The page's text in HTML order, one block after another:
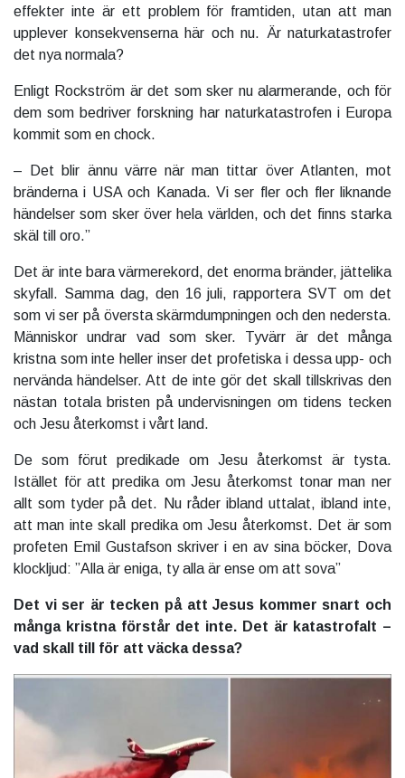
effekter inte är ett problem för framtiden, utan att man
upplever konsekvenserna här och nu. Är naturkatastrofer
det nya normala?
Enligt Rockström är det som sker nu alarmerande, och för
dem som bedriver forskning har naturkatastrofen i Europa
kommit som en chock.
– Det blir ännu värre när man tittar över Atlanten, mot
bränderna i USA och Kanada. Vi ser fler och fler liknande
händelser som sker över hela världen, och det finns starka
skäl till oro.”
Det är inte bara värmerekord, det enorma bränder, jättelika
skyfall. Samma dag, den 16 juli, rapportera SVT om det
som vi ser på översta skärmdumpningen och den nedersta.
Människor undrar vad som sker. Tyvärr är det många
kristna som inte heller inser det profetiska i dessa upp- och
nervända händelser. Att de inte gör det skall tillskrivas den
nästan totala bristen på undervisningen om tidens tecken
och Jesu återkomst i vårt land.
De som förut predikade om Jesu återkomst är tysta.
Istället för att predika om Jesu återkomst tonar man ner
allt som tyder på det. Nu råder ibland uttalat, ibland inte,
att man inte skall predika om Jesu återkomst. Det är som
profeten Emil Gustafson skriver i en av sina böcker, Dova
klockljud: ”Alla är eniga, ty alla är ense om att sova”
Det vi ser är tecken på att Jesus kommer snart och
många kristna förstår det inte. Det är katastrofalt –
vad skall till för att väcka dessa?